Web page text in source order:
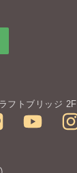
フトブリッジ 2F